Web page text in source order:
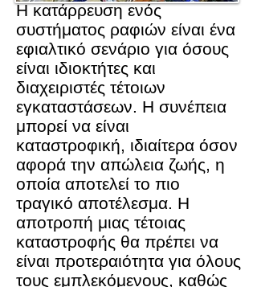
Η κατάρρευση ενός
συστήματος ραφιών είναι ένα
εφιαλτικό σενάριο για όσους
είναι ιδιοκτήτες και
διαχειριστές τέτοιων
εγκαταστάσεων. Η συνέπεια
μπορεί να είναι
καταστροφική, ιδιαίτερα όσον
αφορά την απώλεια ζωής, η
οποία αποτελεί το πιο
τραγικό αποτέλεσμα. Η
αποτροπή μιας τέτοιας
καταστροφής θα πρέπει να
είναι προτεραιότητα για όλους
τους εμπλεκόμενους, καθώς